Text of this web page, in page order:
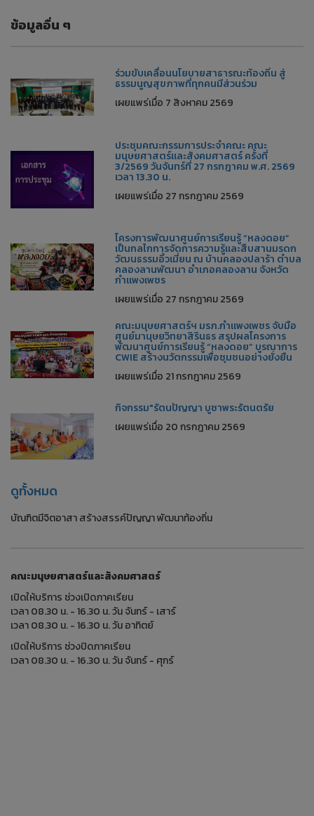
ข้อมูลอื่น ๆ
ร่วมขับเคลื่อนนโยบายสาธารณะท้องถิ่น สู่
ธรรมนูญสุขภาพที่ทุกคนมีส่วนร่วม
เผยแพร่เมื่อ 7 สิงหาคม 2569
ประชุมคณะกรรมการประจำคณะ คณะ
มนุษยศาสตร์และสังคมศาสตร์ ครั้งที่
3/2569 วันจันทร์ที่ 27 กรกฎาคม พ.ศ. 2569
เวลา 13.30 น.
เผยแพร่เมื่อ 27 กรกฎาคม 2569
โครงการพัฒนาศูนย์การเรียนรู้ “หลงดอย”
เป็นกลไกการจัดการความรู้และสืบสานมรดก
วัฒนธรรมอิ้วเมี่ยน ณ บ้านคลองปลาร้า ตำบล
คลองลานพัฒนา อำเภอคลองลาน จังหวัด
กำแพงเพชร
เผยแพร่เมื่อ 27 กรกฎาคม 2569
คณะมนุษยศาสตร์ฯ มรภ.กำแพงเพชร จับมือ
ศูนย์มานุษยวิทยาสิรินธร สรุปผลโครงการ
พัฒนาศูนย์การเรียนรู้ “หลงดอย” บูรณาการ
CWIE สร้างนวัตกรรมเพื่อชุมชนอย่างยั่งยืน
เผยแพร่เมื่อ 21 กรกฎาคม 2569
กิจกรรม"รัตนปัญญา บูชาพระรัตนตรัย
เผยแพร่เมื่อ 20 กรกฎาคม 2569
ดูทั้งหมด
บัณฑิตมีจิตอาสา สร้างสรรค์ปัญญา พัฒนาท้องถิ่น
คณะมนุษยศาสตร์และสังคมศาสตร์
เปิดให้บริการ ช่วงเปิดภาคเรียน
เวลา 08.30 น. - 16.30 น. วัน จันทร์ - เสาร์
เวลา 08.30 น. - 16.30 น. วัน อาทิตย์
เปิดให้บริการ ช่วงปิดภาคเรียน
เวลา 08.30 น. - 16.30 น. วัน จันทร์ - ศุกร์